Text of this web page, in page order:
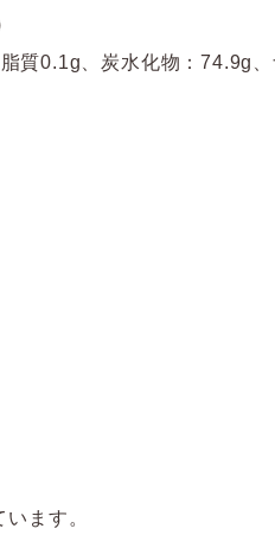
質0.1g、炭水化物：74.9g、
ます。